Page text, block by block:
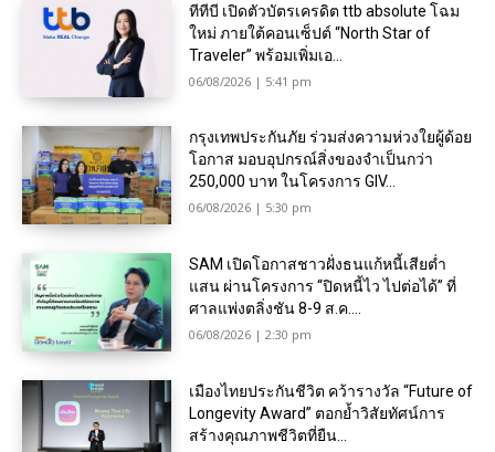
ทีทีบี เปิดตัวบัตรเครดิต ttb absolute โฉม
ใหม่ ภายใต้คอนเซ็ปต์ “North Star of
Traveler” พร้อมเพิ่มเอ...
06/08/2026 | 5:41 pm
กรุงเทพประกันภัย ร่วมส่งความห่วงใยผู้ด้อย
โอกาส มอบอุปกรณ์สิ่งของจำเป็นกว่า
250,000 บาท ในโครงการ GIV...
06/08/2026 | 5:30 pm
SAM เปิดโอกาสชาวฝั่งธนแก้หนี้เสียต่ำ
แสน ผ่านโครงการ “ปิดหนี้ไว ไปต่อได้” ที่
ศาลแพ่งตลิ่งชัน 8-9 ส.ค....
06/08/2026 | 2:30 pm
เมืองไทยประกันชีวิต คว้ารางวัล “Future of
Longevity Award” ตอกย้ำวิสัยทัศน์การ
สร้างคุณภาพชีวิตที่ยืน...